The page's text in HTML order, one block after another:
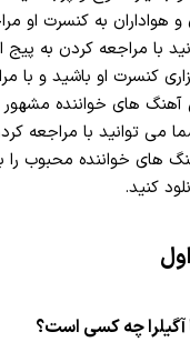
و هواداران به کنسرت او
با مراجعه کردن به پیج
کنسرت او باشید و با
های خواننده
می توانید با مراجعه
های خواننده محبوب
کنید.
آگیلرا چه کسی است؟